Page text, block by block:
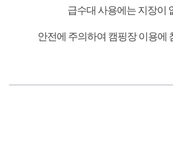
급수대 사용에는 지장이
안전에 주의하여 캠핑장 이용에